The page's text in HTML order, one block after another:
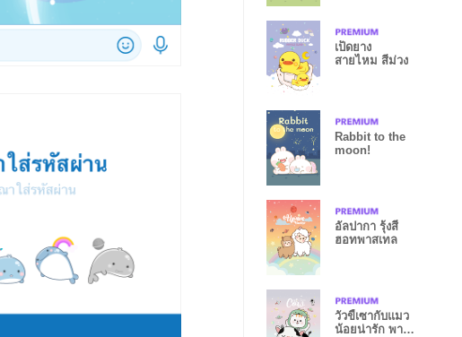
เป็ดยาง
สายไหม สีม่วง
Rabbit to the
moon!
อัลปากา รุ้งสี
ฮอทพาสเทล
วัวขี้เซากับแมว
น้อยน่ารัก พาส